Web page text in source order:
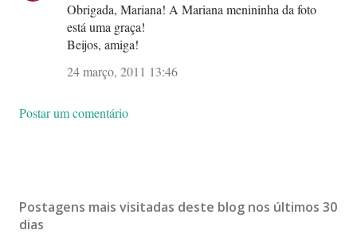
Obrigada, Mariana! A Mariana menininha da foto
está uma graça!
Beijos, amiga!
24 março, 2011 13:46
Postar um comentário
Postagens mais visitadas deste blog nos últimos 30
dias